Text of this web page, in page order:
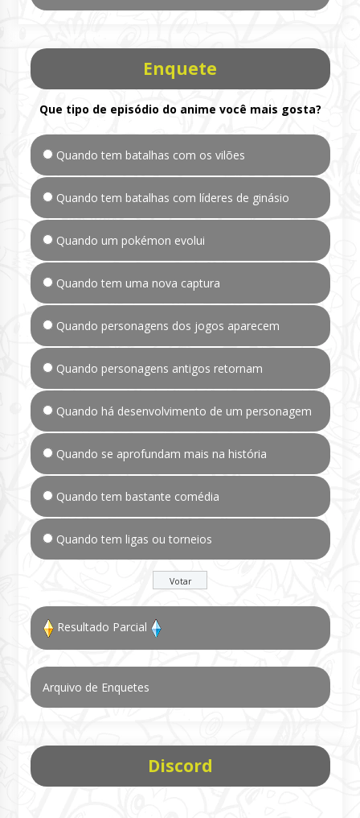
Enquete
Que tipo de episódio do anime você mais gosta?
Quando tem batalhas com os vilões
Quando tem batalhas com líderes de ginásio
Quando um pokémon evolui
Quando tem uma nova captura
Quando personagens dos jogos aparecem
Quando personagens antigos retornam
Quando há desenvolvimento de um personagem
Quando se aprofundam mais na história
Quando tem bastante comédia
Quando tem ligas ou torneios
Resultado Parcial
Arquivo de Enquetes
Discord